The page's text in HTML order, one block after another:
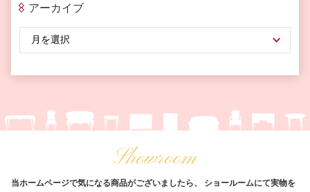
アーカイブ
Showroom
当ホームページで気になる商品がございましたら、
ショールームにて実物を